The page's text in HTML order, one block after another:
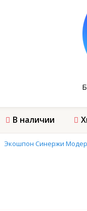
В наличии
Экошпон Синержи